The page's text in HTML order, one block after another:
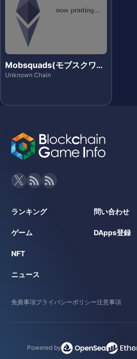
Mobsquads(モブスクワッ
ズ)
Unknown Chain
ランキング
ゲーム
NFT
ニュース
問い合わせ
DApps登録
免責事項プライバシーポリシー注意事項
Powered by